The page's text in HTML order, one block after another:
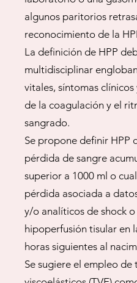
algunos paritorios
reconocimiento de la
La definición de HPP
multidisciplinar
vitales, síntomas clínicos
de la coagulación y el
sangrado.
Se propone definir HPP
pérdida de sangre
superior a 1000 ml o
pérdida asociada a
y/o analíticos de shock
hipoperfusión tisular en
horas siguientes al
Se sugiere el empleo de